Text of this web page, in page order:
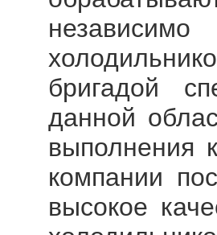
бригадой
данной
выполнения
компании
высокое